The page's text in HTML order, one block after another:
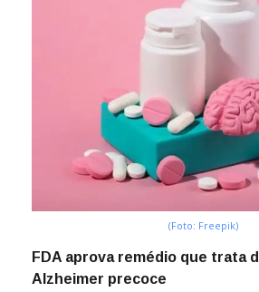
(Foto: Freepik)
FDA aprova remédio que trata
Alzheimer precoce